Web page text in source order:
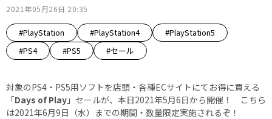
2021年05月26日 20:35
#PlayStation #PlayStation4
#PlayStation5
#PS4
#PS5 #セール
対象のPS4・PS5用ソフトを店頭・各種ECサイトにてお得に買える
「Days of Play 」セールが、本日2021年5月6日から開催！ こちら
は2021年6月9日（水）までの期間・数量限定実施されるぞ！